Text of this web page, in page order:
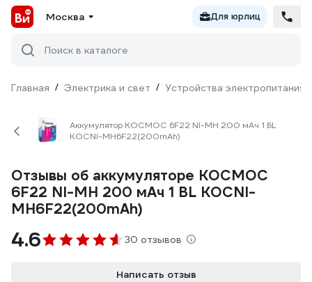
Москва Для юрлиц
Поиск в каталоге
Главная / Электрика и свет / Устройства электропитания
Аккумулятор КОСМОС 6F22 NI-MH 200 мАч 1 BL
KOCNI-MH6F22(200mAh)
Отзывы об аккумуляторе КОСМОС
6F22 NI-MH 200 мАч 1 BL KOCNI-
MH6F22(200mAh)
4.6 30 отзывов
Написать отзыв